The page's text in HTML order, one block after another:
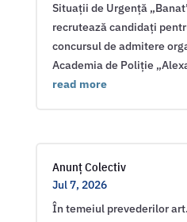
Situații de Urgență
recrutează candidați
concursul de admitere
Academia de Poliție
read more
Anunț Colectiv
Jul 7, 2026
În temeiul prevederilor